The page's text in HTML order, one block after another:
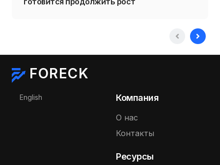
FORECK
Выберите язык
English Компания
О нас
Контакты
Ресурсы